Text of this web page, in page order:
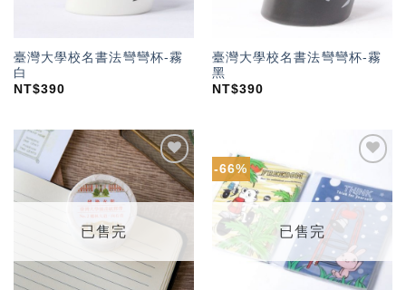
臺灣大學校名書法彎彎杯-霧
白
NT$390
臺灣大學校名書法彎彎杯-霧
黑
NT$390
加入
「願
望輕
已售完
-66%
「願
望輕
已售完